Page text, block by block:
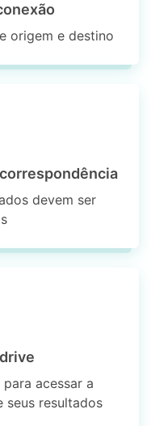
origem e destino
devem ser
acessar a
seus resultados